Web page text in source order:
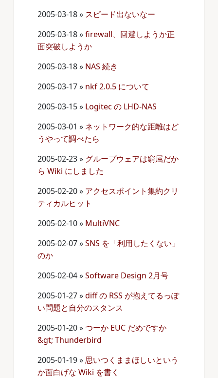
2005-03-18» スピード出ないなー
2005-03-18»firewall、回避しようか正
面突破しようか
2005-03-18» NAS 続き
2005-03-17» nkf 2.0.5 について
2005-03-15» Logitec の LHD-NAS
2005-03-01 » ネットワーク的な距離はど
うやって調べたら
2005-02-23» グループウェアは窮屈だか
ら Wiki にしました
2005-02-20» アクセスポイント集約クリ
ティカルヒット
2005-02-10» MultiVNC
2005-02-07»SNS を「利用したくない」
のか
2005-02-04»Software Design 2月号
2005-01-27»diff の RSS が抱えてるっぽ
い問題と自分のスタンス
2005-01-20»つーか EUC だめですか
&gt; Thunderbird
2005-01-19»思いつくままほしいという
か面白げな Wiki を書く